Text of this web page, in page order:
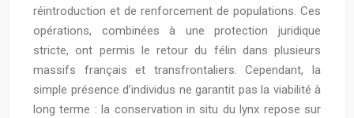
réintroduction et de renforcement de populations. Ces
opérations, combinées à une protection juridique
stricte, ont permis le retour du félin dans plusieurs
massifs français et transfrontaliers. Cependant, la
simple présence d’individus ne garantit pas la viabilité à
long terme : la conservation in situ du lynx repose sur